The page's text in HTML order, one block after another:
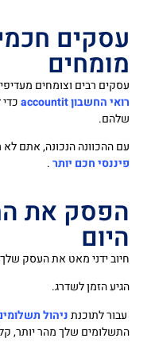
עסקים
מומחים
עסקים רבים וצומחים
רואי החשבון accountit
שלהם.
עם ההכוונה הנכונה, אתם
פיננסי חכם יותר.
הפסק את
היום
חיוב ידני מאט את העסק
הגיע הזמן לשדרג.
עבור לתוכנתניהול
התשלומים שלך מהר יותר, קל